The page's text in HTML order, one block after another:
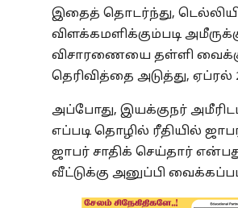
இதைத் தொடர்ந்து,
விளக்கமளிக்கும்படி
விசாரணையை தள்ளி
தெரிவித்தை அடுத்து,
அப்போது, இயக்குநர்
எப்படி தொழில் ரீதியில்
ஜாபர் சாதிக் செய்தார்
வீட்டுக்கு அனுப்பி